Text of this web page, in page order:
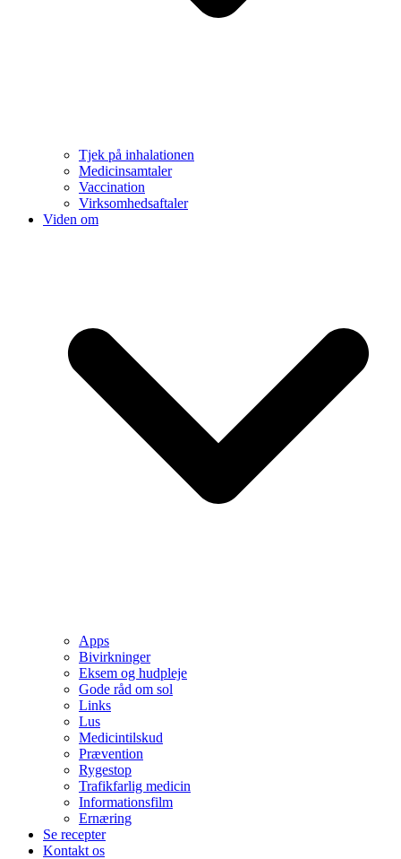
Tjek på inhalationen
Medicinsamtaler
Vaccination
Virksomhedsaftaler
Viden om
Apps
Bivirkninger
Eksem og hudpleje
Gode råd om sol
Links
Lus
Medicintilskud
Prævention
Rygestop
Trafikfarlig medicin
Informationsfilm
Ernæring
Se recepter
Kontakt os